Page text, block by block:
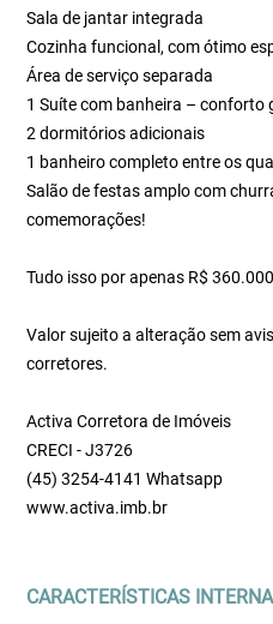
Sala de jantar integrada
Cozinha funcional, com ótimo
Área de serviço separada
1 Suíte com banheira – conforto
2 dormitórios adicionais
1 banheiro completo entre os
Salão de festas amplo com
comemorações!
Tudo isso por apenas R$
Valor sujeito a alteração sem
corretores.
Activa Corretora de Imóveis
CRECI - J3726
(45) 3254-4141 Whatsapp
www.activa.imb.br
CARACTERÍSTICAS